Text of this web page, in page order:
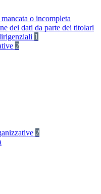
o incompleta
dei dati da parte dei titolari
1
2
2